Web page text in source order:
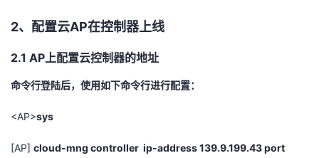
2、 配置云AP在控制器上线
2.1 AP上配置云控制器的地址
命令行登陆后，使用如下命令行进行配置：
<AP>sys
[AP] cloud-mng controller ip-address 139.9.199.43 port